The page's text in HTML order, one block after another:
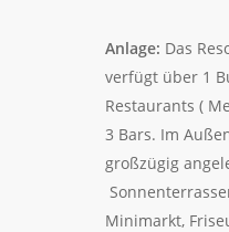
Anlage: Das
verfügt über 1
Restaurants (
3 Bars. Im
großzügig
Minimarkt,